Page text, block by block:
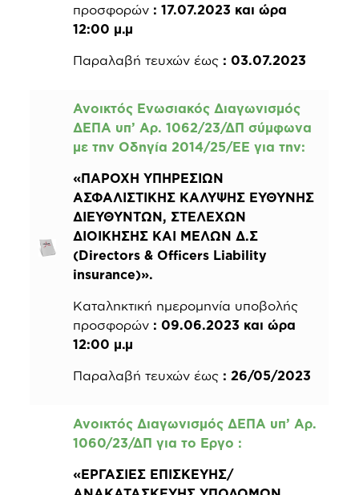
προσφορών : 17.07.2023 και ώρα
12:00 μ.μ
Παραλαβή τευχών έως : 03.07.2023
Ανοικτός Ενωσιακός Διαγωνισμός
ΔΕΠΑ υπ’ Αρ. 1062/23/ΔΠ σύμφωνα
με την Οδηγία 2014/25/ΕΕ για την:
«ΠΑΡΟΧΗ ΥΠΗΡΕΣΙΩΝ
ΑΣΦΑΛΙΣΤΙΚΗΣ ΚΑΛΥΨΗΣ ΕΥΘΥΝΗΣ
ΔΙΕΥΘΥΝΤΩΝ, ΣΤΕΛΕΧΩΝ
ΔΙΟΙΚΗΣΗΣ KAI MEΛΩΝ Δ.Σ
(Directors & Officers Liability
insurance)».
Καταληκτική ημερομηνία υποβολής
προσφορών : 09.06.2023 και ώρα
12:00 μ.μ
Παραλαβή τευχών έως : 26/05/2023
Ανοικτός Διαγωνισμός ΔΕΠΑ υπ’ Αρ.
1060/23/ΔΠ για το Εργο :
«ΕΡΓΑΣΙΕΣ ΕΠΙΣΚΕΥΗΣ/